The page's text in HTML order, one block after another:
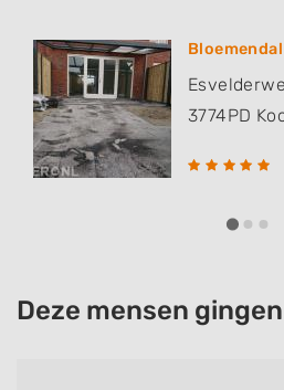
3774PD
Deze mensen